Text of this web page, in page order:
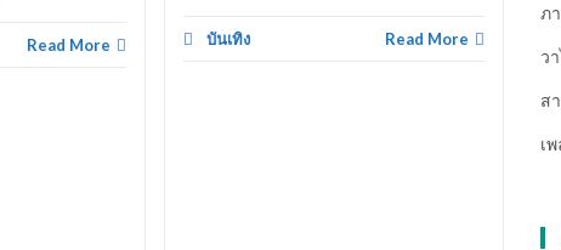
Read More บันเทิง Read More
ภ
ว
ส
เ